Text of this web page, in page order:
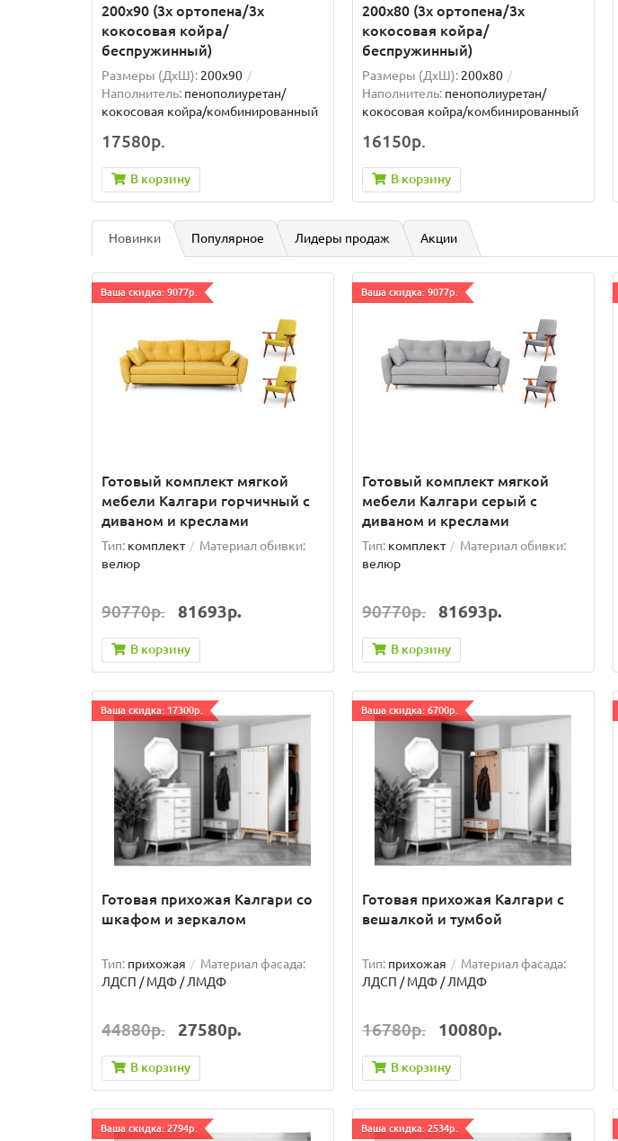
200x90 (3x ортопена/3x
кокосовая койра/
беспружинный)
Размеры (ДxШ): 200x90
Наполнитель: пенополиуретан/
кокосовая койра/комбинированный
17580р.
В корзину
200x80 (3x ортопена/3x
кокосовая койра/
беспружинный)
Размеры (ДxШ): 200x80
Наполнитель: пенополиуретан/
кокосовая койра/комбинированный
16150р.
В корзину
Новинки Популярное Лидеры продаж Акции
Ваша скидка: 9077р.
Готовый комплект мягкой
мебели Калгари горчичный с
диваном и креслами
Тип: комплект
Материал обивки:
велюр
90770р. 81693р.
В корзину
Ваша скидка: 9077р.
Готовый комплект мягкой
мебели Калгари серый с
диваном и креслами
Тип: комплект
Материал обивки:
велюр
90770р. 81693р.
В корзину
Ваша скидка: 17300р.
Готовая прихожая Калгари со
шкафом и зеркалом
Тип: прихожая
Материал фасада:
ЛДСП / МДФ / ЛМДФ
44880р. 27580р.
В корзину
Ваша скидка: 6700р.
Готовая прихожая Калгари с
вешалкой и тумбой
Тип: прихожая
Материал фасада:
ЛДСП / МДФ / ЛМДФ
16780р. 10080р.
В корзину
Ваша скидка: 2794р. Ваша скидка: 2534р.